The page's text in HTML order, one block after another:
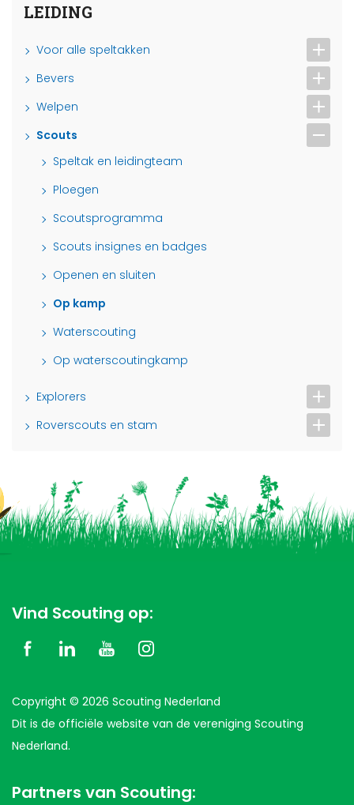
LEIDING
Voor alle speltakken
Bevers
Welpen
Scouts
Speltak en leidingteam
Ploegen
Scoutsprogramma
Scouts insignes en badges
Openen en sluiten
Op kamp
Waterscouting
Op waterscoutingkamp
Explorers
Roverscouts en stam
Vind Scouting op:
Copyright © 2026 Scouting Nederland
Dit is de officiële website van de vereniging Scouting
Nederland.
Partners van Scouting: